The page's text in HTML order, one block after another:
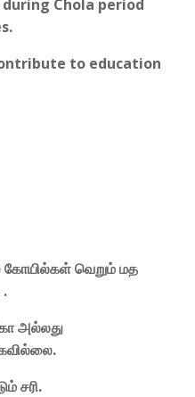
Chola period
to education
கோயில்கள் வெறும் மத
அல்லது
சரி.